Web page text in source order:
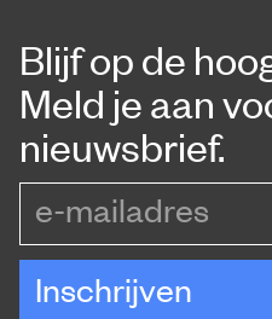
Blijf op de
Meld je aan
nieuwsbrief.
Inschrijven